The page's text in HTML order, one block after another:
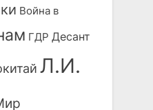
Война в
ГДР Десант
Л.И.